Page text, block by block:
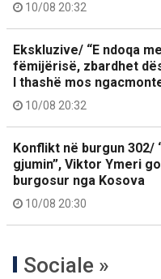
10/08 20:32
Ekskluzive/ “E ndoqa
fëmijërisë, zbardhet
I thashë mos
10/08 20:32
Konflikt në burgun 302/
gjumin”, Viktor Ymeri
burgosur nga Kosova
10/08 20:30
Sociale »